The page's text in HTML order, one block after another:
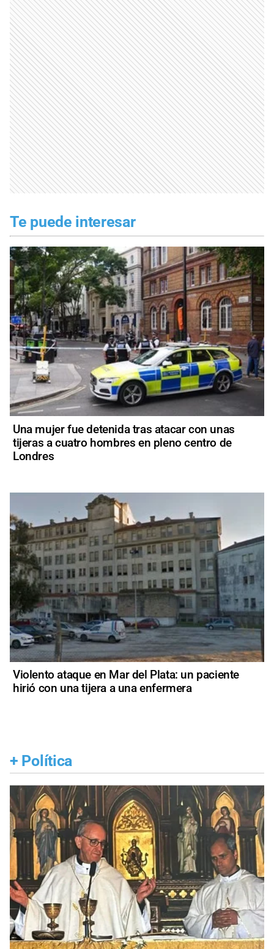
Te puede interesar
Una mujer fue detenida tras atacar con unas
tijeras a cuatro hombres en pleno centro de
Londres
Violento ataque en Mar del Plata: un paciente
hirió con una tijera a una enfermera
+ Política